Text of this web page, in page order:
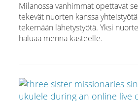
Milanossa vanhimmat opettavat
tekevät nuorten kanssa
tekemään lähetystyötä. Yksi
haluaa mennä kasteelle.